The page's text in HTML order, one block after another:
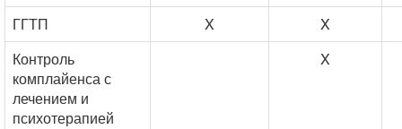
ГГТП X
X
Контроль
комплайенса с
лечением и
психотерапией
X